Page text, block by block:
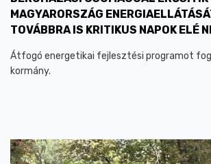
MAGYARORSZÁG
TOVÁBBRA IS KRITIKUS NAPOK ELÉ
Átfogó energetikai fejlesztési programot
kormány.